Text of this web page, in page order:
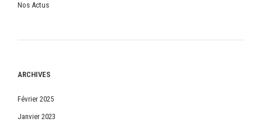
Nos Actus
ARCHIVES
Février 2025
Janvier 2023